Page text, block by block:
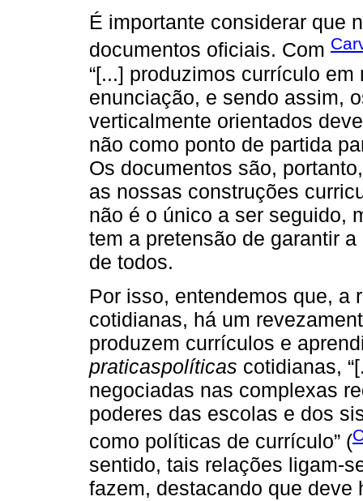
É importante considerar que
documentos oficiais. Com
“[...] produzimos currículo
enunciação, e sendo assim,
verticalmente orientados
não como ponto de partida
Os documentos são,
as nossas construções
não é o único a ser seguido,
tem a pretensão de garantir
de todos.
Por isso, entendemos que, a
cotidianas, há um
produzem currículos e
praticaspolíticas cotidianas,
negociadas nas complexas
poderes das escolas e dos
como políticas de currículo” (
sentido, tais relações ligam-
fazem, destacando que deve